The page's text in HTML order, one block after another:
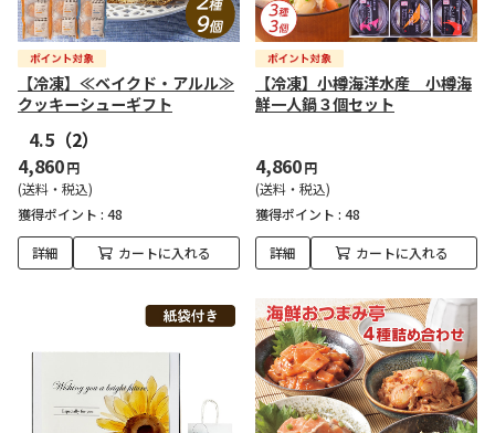
【冷凍】≪ベイクド・アルル≫
クッキーシューギフト
4.5 （2）
4,860円
(送料・税込)
獲得ポイント : 48
詳細 カートに入れる
【冷凍】小樽海洋水産 小樽海
鮮一人鍋３個セット
4,860円
(送料・税込)
獲得ポイント : 48
詳細 カートに入れる